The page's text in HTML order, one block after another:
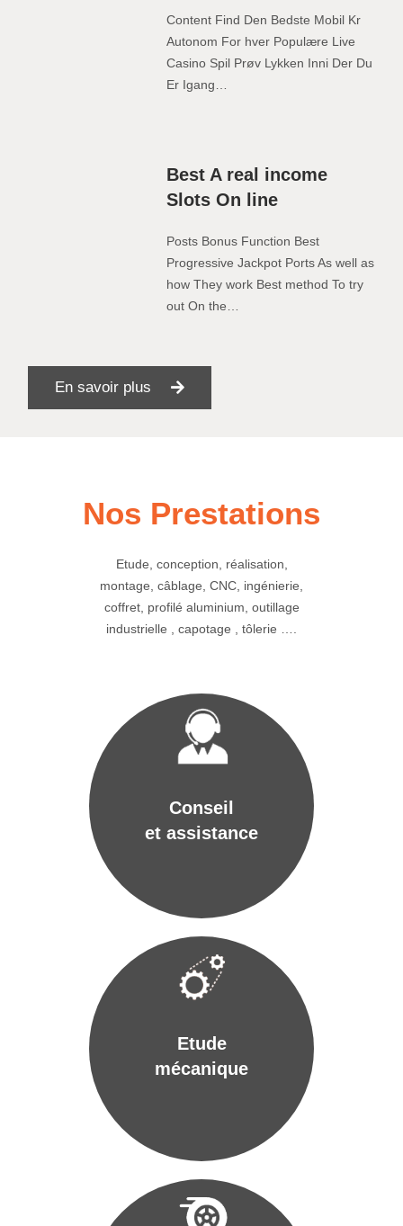
Content Find Den Bedste Mobil Kr
Autonom For hver Populære Live
Casino Spil Prøv Lykken Inni Der Du
Er Igang…
Best A real income
Slots On line
Posts Bonus Function Best
Progressive Jackpot Ports As well as
how They work Best method To try
out On the…
En savoir plus
Nos Prestations
Etude, conception, réalisation,
montage, câblage, CNC, ingénierie,
coffret, profilé aluminium, outillage
industrielle , capotage , tôlerie ….
Conseil
et assistance
Etude
mécanique